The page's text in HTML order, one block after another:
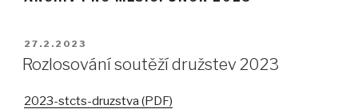
PUBLIKOVÁNO
27.2.2023
Rozlosování soutěží družstev 2023
2023-stcts-druzstva (PDF)